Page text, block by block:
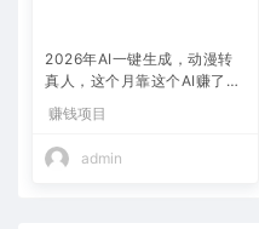
2026年AI一键生成，动漫转
真人，这个月靠这个AI赚了2
W+
赚钱项目
admin